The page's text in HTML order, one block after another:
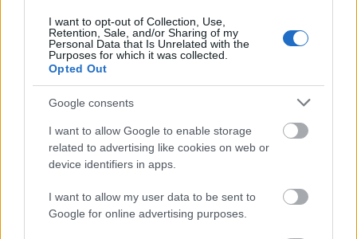
I want to opt-out of Collection, Use,
Retention, Sale, and/or Sharing of my
Personal Data that Is Unrelated with the
Purposes for which it was collected.
Opted Out
Google consents
I want to allow Google to enable storage
related to advertising like cookies on web or
device identifiers in apps.
I want to allow my user data to be sent to
Google for online advertising purposes.